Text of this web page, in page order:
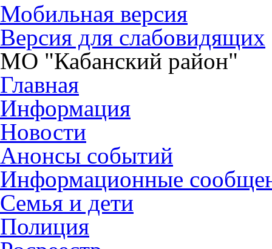
Мобильная версия
Версия для слабовидящих
МО "Кабанский район"
Главная
Информация
Новости
Анонсы событий
Информационные
Семья и дети
Полиция